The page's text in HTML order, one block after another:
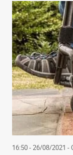
16:50 - 26/08/2021 -